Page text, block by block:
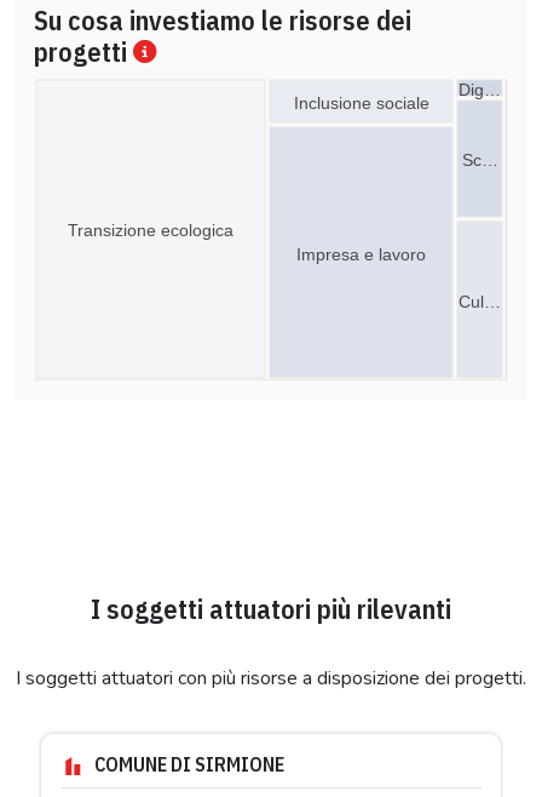
Su cosa investiamo le risorse dei
progetti
Dig…
Sc…
Impresa e lavoro
Cul…
Inclusione sociale
Transizione ecologica
I soggetti attuatori più rilevanti
I soggetti attuatori con più risorse a disposizione dei progetti.
COMUNE DI SIRMIONE